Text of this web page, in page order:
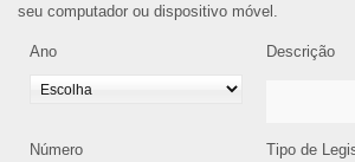
seu computador ou dispositivo móvel.
Ano Descrição
Número Tipo de